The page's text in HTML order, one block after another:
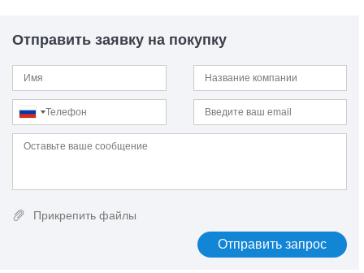
45Х
45Х14Н14В2М
45ХГМА
45ХГСНМА
45ХН
45ХН2МФА
45ХН4МФА
46Cr2
46MnVS6
46Si7
Отправить заявку на покупку
Прикрепить файлы